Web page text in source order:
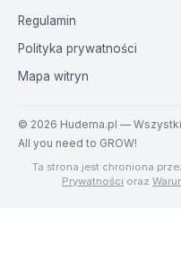
Regulamin
Polityka prywatności
Mapa witryn
© 2026 Hudema.pl —
All you need to GROW!
Ta strona jest chroniona
Prywatności oraz